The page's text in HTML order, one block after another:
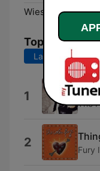
Wiesbaden:
Top nummers
Laatste 7 dagen
1 You
The
2 Fury